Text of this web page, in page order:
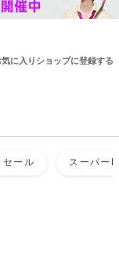
気に入りショップに登録する
セール スーパー